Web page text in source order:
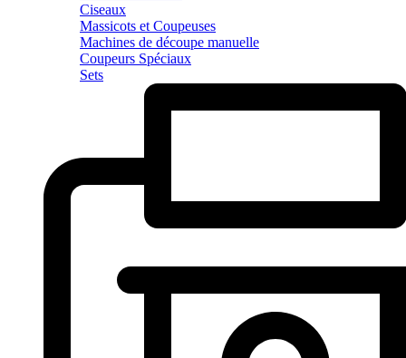
Ciseaux
Massicots et Coupeuses
Machines de découpe manuelle
Coupeurs Spéciaux
Sets